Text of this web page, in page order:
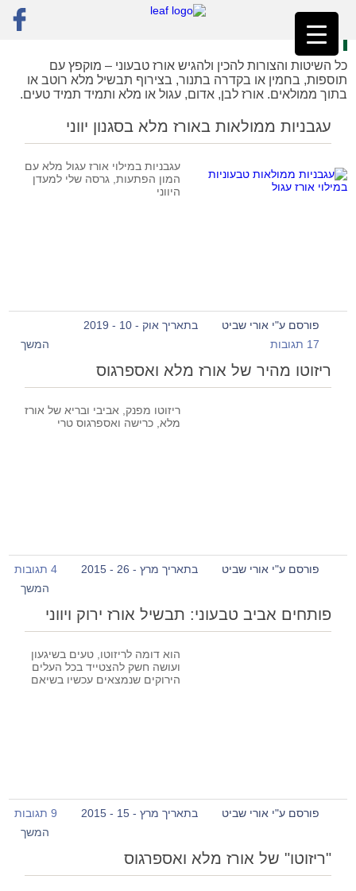
ראשי»רק מתכונים
אורז
כל השיטות והצורות להכין ולהגיש אורז טבעוני – מוקפץ עם
תוספות, בחמין או בקדרה בתנור, בצירוף תבשיל מלא רוטב או
בתוך ממולאים. אורז לבן, אדום, עגול או מלא ותמיד תמיד טעים.
עגבניות ממולאות באורז מלא בסגנון יווני
עגבניות במילוי אורז עגול מלא עם
המון הפתעות, גרסה שלי למעדן
היווני
פורסם ע"י אורי שביט
בתאריך אוק - 10 - 2019
17 תגובות
המשך
ריזוטו מהיר של אורז מלא ואספרגוס
ריזוטו מפנק, אביבי ובריא של אורז
מלא, כרישה ואספרגוס טרי
פורסם ע"י אורי שביט בתאריך מרץ - 26 - 2015
4 תגובות
המשך
פותחים אביב טבעוני: תבשיל אורז ירוק ויווני
הוא דומה לריזוטו, טעים בשיגעון
ועושה חשק להצטייד בכל העלים
הירוקים שנמצאים עכשיו בשיאם
פורסם ע"י אורי שביט בתאריך מרץ - 15 - 2015
9 תגובות
המשך
"ריזוטו" של אורז מלא ואספרגוס